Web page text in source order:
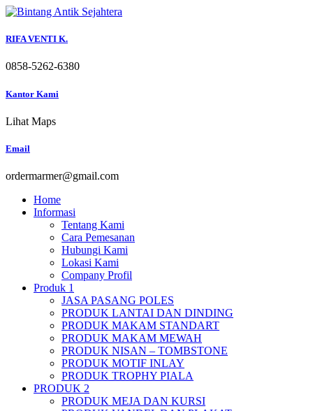
Skip
content
RIFA VENTI K.
0858-5262-6380
Kantor Kami
Lihat Maps
Email
ordermarmer@gmail.com
Home
Informasi
Tentang Kami
Cara Pemesanan
Hubungi Kami
Lokasi Kami
Company Profil
Produk 1
JASA PASANG POLES
PRODUK LANTAI DAN DINDING
PRODUK MAKAM STANDART
PRODUK MAKAM MEWAH
PRODUK NISAN – TOMBSTONE
PRODUK MOTIF INLAY
PRODUK TROPHY PIALA
PRODUK 2
PRODUK MEJA DAN KURSI